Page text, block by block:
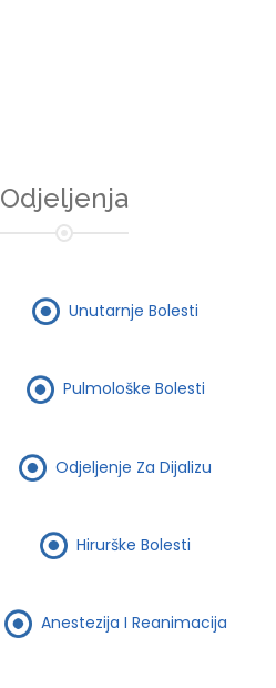
Odjeljenja
Unutarnje Bolesti
Pulmološke Bolesti
Odjeljenje Za Dijalizu
Hirurške Bolesti
Anestezija I Reanimacija